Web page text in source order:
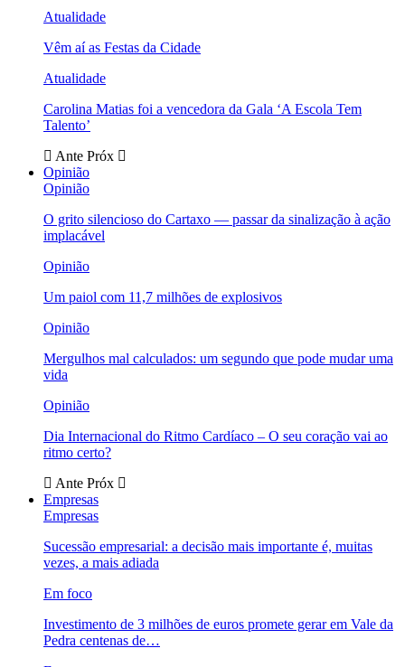
Atualidade
Vêm aí as Festas da Cidade
Atualidade
Carolina Matias foi a vencedora da Gala ‘A Escola Tem
Talento’
Ante Próx
Opinião
Opinião
O grito silencioso do Cartaxo — passar da sinalização à ação
implacável
Opinião
Um paiol com 11,7 milhões de explosivos
Opinião
Mergulhos mal calculados: um segundo que pode mudar uma
vida
Opinião
Dia Internacional do Ritmo Cardíaco – O seu coração vai ao
ritmo certo?
Ante Próx
Empresas
Empresas
Sucessão empresarial: a decisão mais importante é, muitas
vezes, a mais adiada
Em foco
Investimento de 3 milhões de euros promete gerar em Vale da
Pedra centenas de…